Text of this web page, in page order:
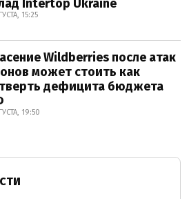
Intertop Ukraine
15:25
Wildberries после атак
может стоить как
дефицита бюджета
19:50